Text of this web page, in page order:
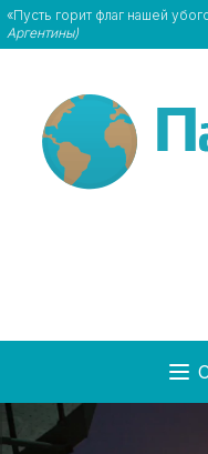
«Пусть горит флаг нашей
Аргентины)